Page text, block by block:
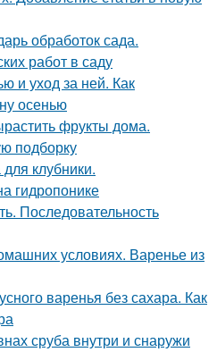
обработок сада.
работ в саду
и уход за ней. Как
осенью
фрукты дома.
подборку
клубники.
гидропонике
Последовательность
условиях. Варенье из
варенья без сахара. Как
сруба внутри и снаружи